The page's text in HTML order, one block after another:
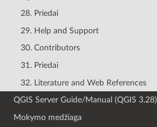
28. Priedai
29. Help and Support
30. Contributors
31. Priedai
32. Literature and Web References
QGIS Server Guide/Manual (QGIS 3.28)
Mokymo medžiaga